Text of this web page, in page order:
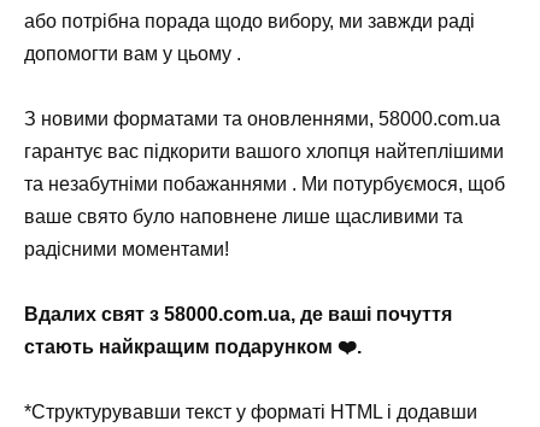
або потрібна порада щодо вибору, ми завжди раді
допомогти вам у цьому .
З новими форматами та оновленнями, 58000.com.ua
гарантує вас підкорити вашого хлопця найтеплішими
та незабутніми побажаннями . Ми потурбуємося, щоб
ваше свято було наповнене лише щасливими та
радісними моментами!
Вдалих свят з 58000.com.ua, де ваші почуття
стають найкращим подарунком ❤️.
*Структурувавши текст у форматі HTML і додавши